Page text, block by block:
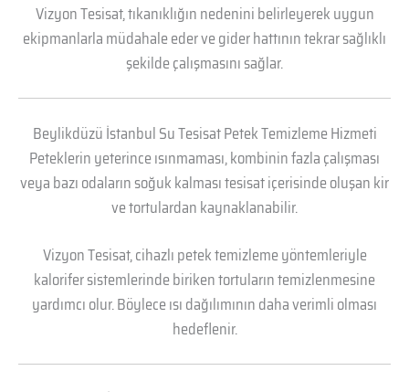
Vizyon Tesisat, tıkanıklığın nedenini belirleyerek uygun
ekipmanlarla müdahale eder ve gider hattının tekrar sağlıklı
şekilde çalışmasını sağlar.
Beylikdüzü İstanbul Su Tesisat Petek Temizleme Hizmeti
Peteklerin yeterince ısınmaması, kombinin fazla çalışması
veya bazı odaların soğuk kalması tesisat içerisinde oluşan kir
ve tortulardan kaynaklanabilir.
Vizyon Tesisat, cihazlı petek temizleme yöntemleriyle
kalorifer sistemlerinde biriken tortuların temizlenmesine
yardımcı olur. Böylece ısı dağılımının daha verimli olması
hedeflenir.